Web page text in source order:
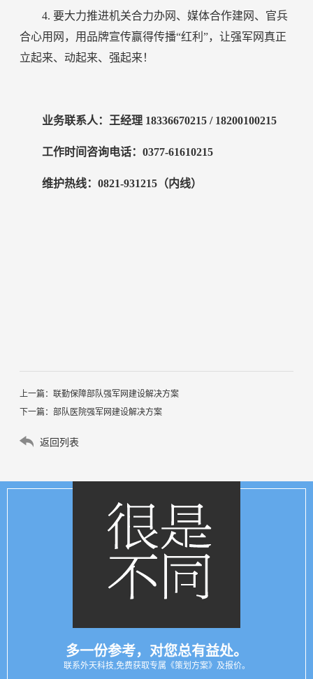
4. 要大力推进机关合力办网、媒体合作建网、官兵
合心用网，用品牌宣传赢得传播“红利”，让强军网真正
立起来、动起来、强起来！
业务联系人：王经理 18336670215 / 18200100215
工作时间咨询电话：0377-61610215
维护热线：0821-931215（内线）
上一篇： 联勤保障部队强军网建设解决方案
下一篇： 部队医院强军网建设解决方案
返回列表
多一份参考，对您总有益处。
联系外天科技,免费获取专属《策划方案》及报价。